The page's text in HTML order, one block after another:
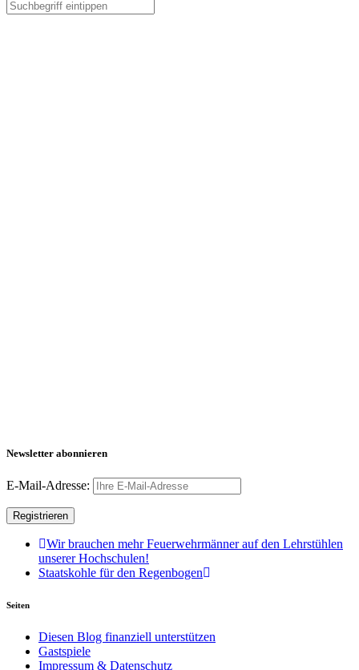
Newsletter abonnieren
E-Mail-Adresse:
Wir brauchen mehr Feuerwehrmänner auf den Lehrstühlen
unserer Hochschulen!
Staatskohle für den Regenbogen
Seiten
Diesen Blog finanziell unterstützen
Gastspiele
Impressum & Datenschutz